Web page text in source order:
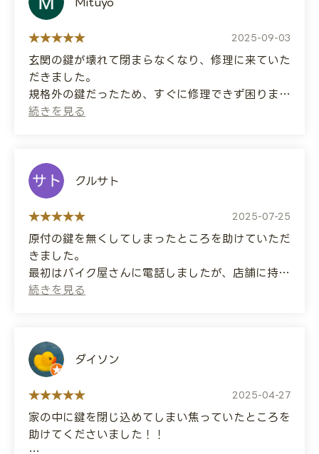
(Translated by Google)
I lost the key to my front door, so I asked
them to unlock it. The telephone service and
customer service were both polite, and the
price was within the approximate range of
the estimate I was given over the phone. I
clearly explained the type of lock I needed,
trustworthy company.
2025-09-03
玄関の鍵が壊れて閉まらなくなり、修理に来ていた
だきました。
規格外の鍵だったため、すぐに修理できず困りまし
たが、いろいろな提案をしていただき助かりまし
ちらも解決していただきました。
ありがとうございます！
(Translated by Google)
The lock on my front door broke and
wouldn't close, so they came to repair it.
It was a non-standard lock, so I was worried it
couldn't be repaired right away, but they
made a variety of suggestions which were
problem, and they were able to solve that as
well.
クルサト
2025-07-25
原付の鍵を無くしてしまったところを助けていただ
きました。
最初はバイク屋さんに電話しましたが、店舗に持っ
てくる+2万円+2週間かかると言われ、こちらに問
ありがとうございました。
(Translated by Google)
You helped me when I lost the key to my
moped.
Initially I called a motorcycle shop, but they
ダイソン
2025-04-27
家の中に鍵を閉じ込めてしまい焦っていたところを
助けてくださいました！！